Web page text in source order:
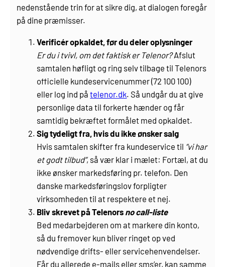
nedenstående trin for at sikre dig, at dialogen foregår
på dine præmisser.
Verificér opkaldet, før du deler oplysninger
Er du i tvivl, om det faktisk er Telenor?Afslut
samtalen høfligt og ring selv tilbage til Telenors
officielle kundeservicenummer (72 100 100)
eller log ind påtelenor.dk. Så undgår du at give
personlige data til forkerte hænder og får
samtidig bekræftet formålet med opkaldet.
Sig tydeligt fra, hvis du ikke ønsker salg
Hvis samtalen skifter fra kundeservice til ”vi har
et godt tilbud”, så vær klar i mælet: Fortæl, at du
ikke ønsker markedsføring pr. telefon. Den
danske markedsføringslov forpligter
virksomheden til at respektere et nej.
Bliv skrevet på Telenors no call-liste
Bed medarbejderen om at markere din konto,
så du fremover kun bliver ringet op ved
nødvendige drifts- eller servicehenvendelser.
Får du allerede e-mails eller sms’er, kan samme